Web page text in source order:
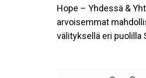
Hope – Yhdessä &
arvoisemmat
välityksellä eri puolilla